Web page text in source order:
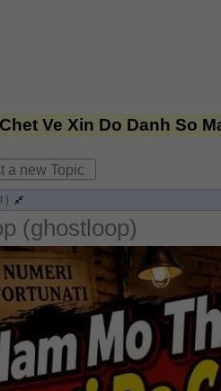
Ve Xin Do Danh So
a new Topic
)
(ghostloop)